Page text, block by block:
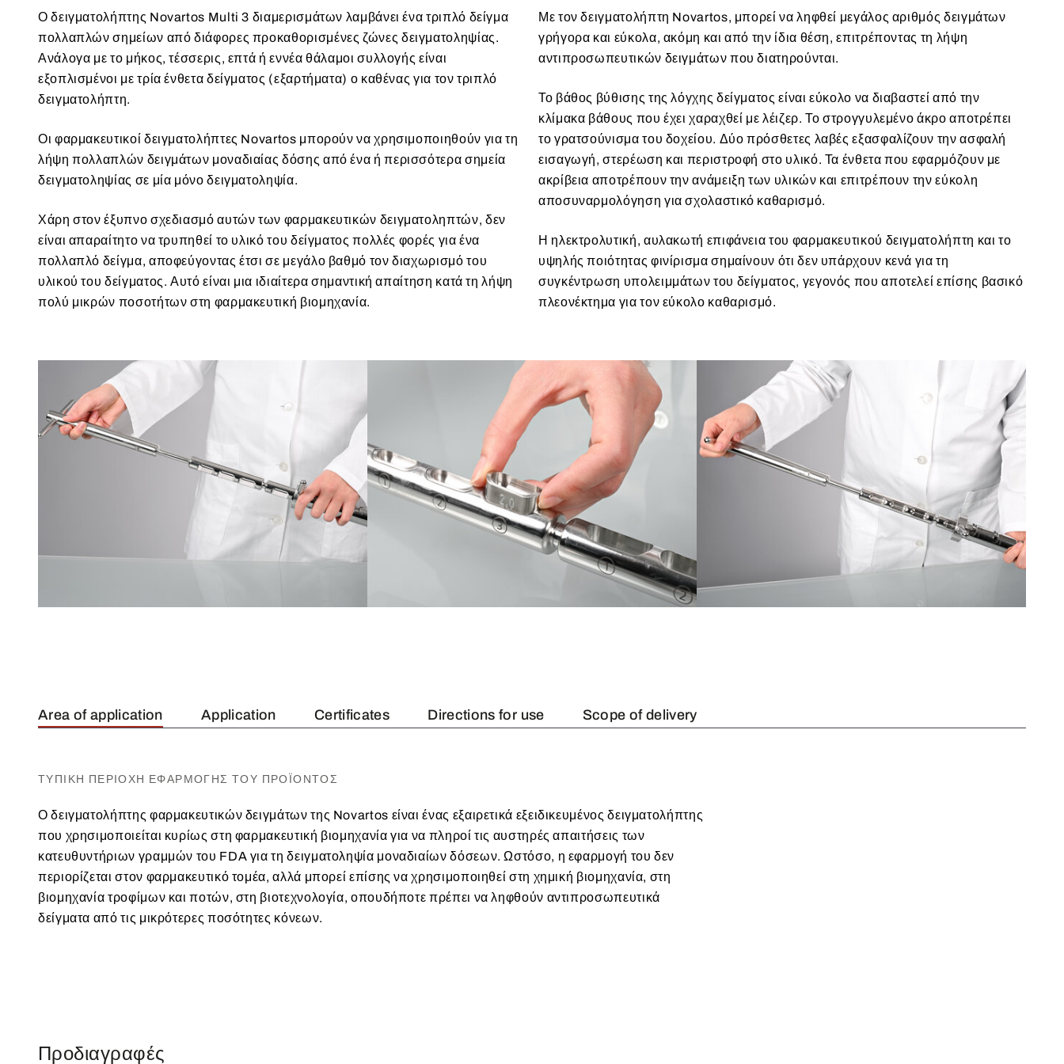
Ο δειγματολήπτης Novartos Multi 3 διαμερισμάτων λαμβάνει ένα τριπλό δείγμα
πολλαπλών σημείων από διάφορες προκαθορισμένες ζώνες δειγματοληψίας.
Ανάλογα με το μήκος, τέσσερις, επτά ή εννέα θάλαμοι συλλογής είναι
εξοπλισμένοι με τρία ένθετα δείγματος (εξαρτήματα) ο καθένας για τον τριπλό
δειγματολήπτη.
Οι φαρμακευτικοί δειγματολήπτες Novartos μπορούν να χρησιμοποιηθούν για τη
λήψη πολλαπλών δειγμάτων μοναδιαίας δόσης από ένα ή περισσότερα σημεία
δειγματοληψίας σε μία μόνο δειγματοληψία.
Χάρη στον έξυπνο σχεδιασμό αυτών των φαρμακευτικών δειγματοληπτών, δεν
είναι απαραίτητο να τρυπηθεί το υλικό του δείγματος πολλές φορές για ένα
πολλαπλό δείγμα, αποφεύγοντας έτσι σε μεγάλο βαθμό τον διαχωρισμό του
υλικού του δείγματος. Αυτό είναι μια ιδιαίτερα σημαντική απαίτηση κατά τη λήψη
πολύ μικρών ποσοτήτων στη φαρμακευτική βιομηχανία.
Με τον δειγματολήπτη Novartos, μπορεί να ληφθεί μεγάλος αριθμός δειγμάτων
γρήγορα και εύκολα, ακόμη και από την ίδια θέση, επιτρέποντας τη λήψη
αντιπροσωπευτικών δειγμάτων που διατηρούνται.
Το βάθος βύθισης της λόγχης δείγματος είναι εύκολο να διαβαστεί από την
κλίμακα βάθους που έχει χαραχθεί με λέιζερ. Το στρογγυλεμένο άκρο αποτρέπει
το γρατσούνισμα του δοχείου. Δύο πρόσθετες λαβές εξασφαλίζουν την ασφαλή
εισαγωγή, στερέωση και περιστροφή στο υλικό. Τα ένθετα που εφαρμόζουν με
ακρίβεια αποτρέπουν την ανάμειξη των υλικών και επιτρέπουν την εύκολη
αποσυναρμολόγηση για σχολαστικό καθαρισμό.
Η ηλεκτρολυτική, αυλακωτή επιφάνεια του φαρμακευτικού δειγματολήπτη και το
υψηλής ποιότητας φινίρισμα σημαίνουν ότι δεν υπάρχουν κενά για τη
συγκέντρωση υπολειμμάτων του δείγματος, γεγονός που αποτελεί επίσης βασικό
πλεονέκτημα για τον εύκολο καθαρισμό.
Area of application Application Certificates Directions for use Scope of delivery
ΤΥΠΙΚΉ ΠΕΡΙΟΧΉ ΕΦΑΡΜΟΓΉΣ ΤΟΥ ΠΡΟΪΌΝΤΟΣ
Ο δειγματολήπτης φαρμακευτικών δειγμάτων της Novartos είναι ένας εξαιρετικά εξειδικευμένος δειγματολήπτης
που χρησιμοποιείται κυρίως στη φαρμακευτική βιομηχανία για να πληροί τις αυστηρές απαιτήσεις των
κατευθυντήριων γραμμών του FDA για τη δειγματοληψία μοναδιαίων δόσεων. Ωστόσο, η εφαρμογή του δεν
περιορίζεται στον φαρμακευτικό τομέα, αλλά μπορεί επίσης να χρησιμοποιηθεί στη χημική βιομηχανία, στη
βιομηχανία τροφίμων και ποτών, στη βιοτεχνολογία, οπουδήποτε πρέπει να ληφθούν αντιπροσωπευτικά
δείγματα από τις μικρότερες ποσότητες κόνεων.
Προδιαγραφές